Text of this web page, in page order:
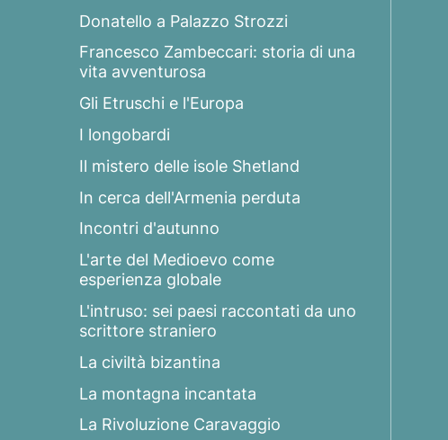
Donatello a Palazzo Strozzi
Francesco Zambeccari: storia di una
vita avventurosa
Gli Etruschi e l'Europa
I longobardi
Il mistero delle isole Shetland
In cerca dell'Armenia perduta
Incontri d'autunno
L'arte del Medioevo come
esperienza globale
L'intruso: sei paesi raccontati da uno
scrittore straniero
La civiltà bizantina
La montagna incantata
La Rivoluzione Caravaggio